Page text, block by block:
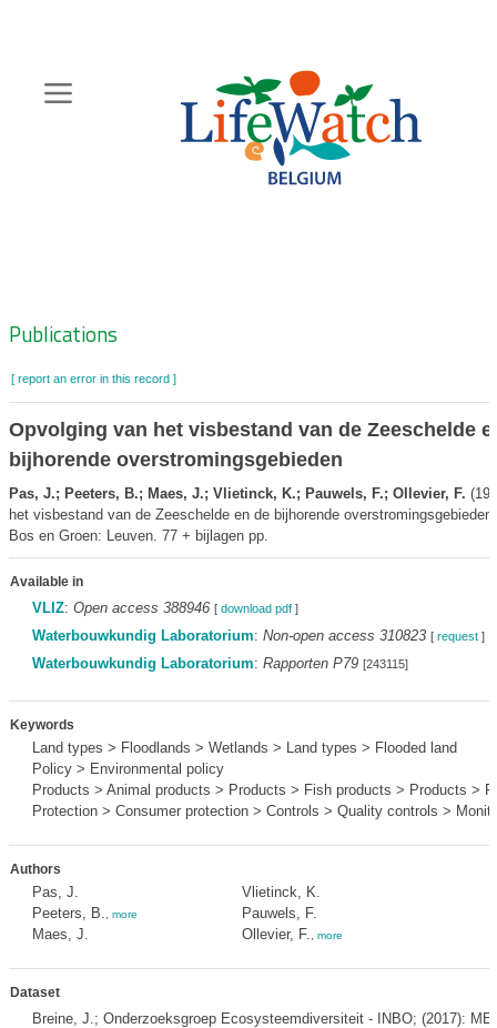
content
Zoeknavigatie
Publications
[ report an error in this record ]
Opvolging van het visbestand van de Zeeschelde
bijhorende overstromingsgebieden
Pas, J.; Peeters, B.; Maes, J.; Vlietinck, K.; Pauwels, F.; Ollevier, F.
het visbestand van de Zeeschelde en de bijhorende
Bos en Groen: Leuven. 77 + bijlagen pp.
Available in
VLIZ: Open access 388946 [ download pdf]
Waterbouwkundig Laboratorium: Non-open access 310823 [ request]
Waterbouwkundig Laboratorium: Rapporten P79 [243115]
Keywords
Land types > Floodlands > Wetlands > Land types > Flooded land
Policy > Environmental policy
Products > Animal products > Products > Fish products > Products >
Protection > Consumer protection > Controls > Quality controls >
Authors
Pas, J.
Peeters, B.
more
Maes, J.
Vlietinck, K.
Pauwels, F.
Ollevier, F.
more
Dataset
Breine, J.; Onderzoeksgroep Ecosysteemdiversiteit - INBO; (2017):